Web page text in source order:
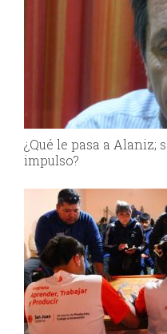
¿Qué le pasa a Alaniz;
impulso?